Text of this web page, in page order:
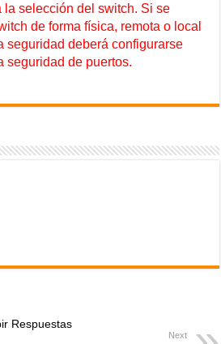
la selección del switch. Si se
de forma física, remota o local
seguridad deberá configurarse
seguridad de puertos.
Respuestas
Next